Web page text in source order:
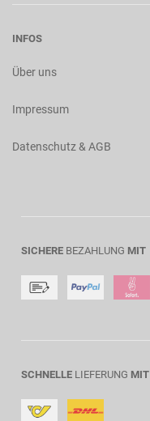
INFOS
Über uns
Impressum
Datenschutz & AGB
SICHERE BEZAHLUNG MIT
SCHNELLE LIEFERUNG MIT